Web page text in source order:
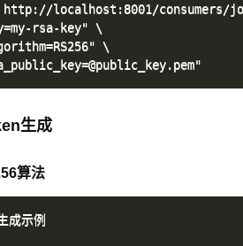
http://localhost:8001/consumers/
rsa-key" \
\
生成
算法
成示例